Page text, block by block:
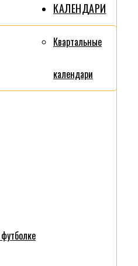
КАЛЕНДАРИ
Квартальные
календари